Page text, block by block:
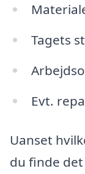
Tagets
Evt.
Uanset
du finde